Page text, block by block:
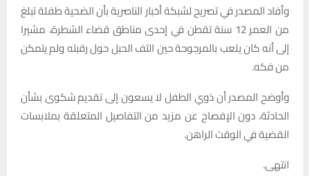
وأفاد المصدر في تصريح لشبكة أخبار الناصرية بأن الضحية طفلة تبلغ
من العمر 12 سنة تقطن في إحدى مناطق قضاء الشطرة، مشيرا
إلى أنه كان يلعب بالمرجوحة حين التف الحبل حول رقبته ولم يتمكن
من فكه.
وأوضح المصدر أن ذوي الطفل لا يسعون إلى تقديم شكوى بشأن
الحادثة، دون الإفصاح عن مزيد من التفاصيل المتعلقة بملابسات
القضية في الوقت الراهن.
انتهى.